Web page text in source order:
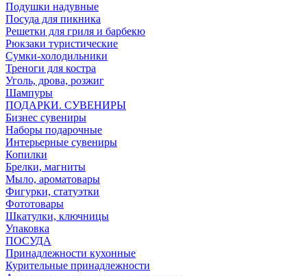
Подушки надувные
Посуда для пикника
Решетки для гриля и барбекю
Рюкзаки туристические
Сумки-холодильники
Треноги для костра
Уголь, дрова, розжиг
Шампуры
ПОДАРКИ. СУВЕНИРЫ
Бизнес сувениры
Наборы подарочные
Интерьерные сувениры
Копилки
Брелки, магниты
Мыло, ароматовары
Фигурки, статуэтки
Фототовары
Шкатулки, ключницы
Упаковка
ПОСУДА
Принадлежности кухонные
Курительные принадлежности